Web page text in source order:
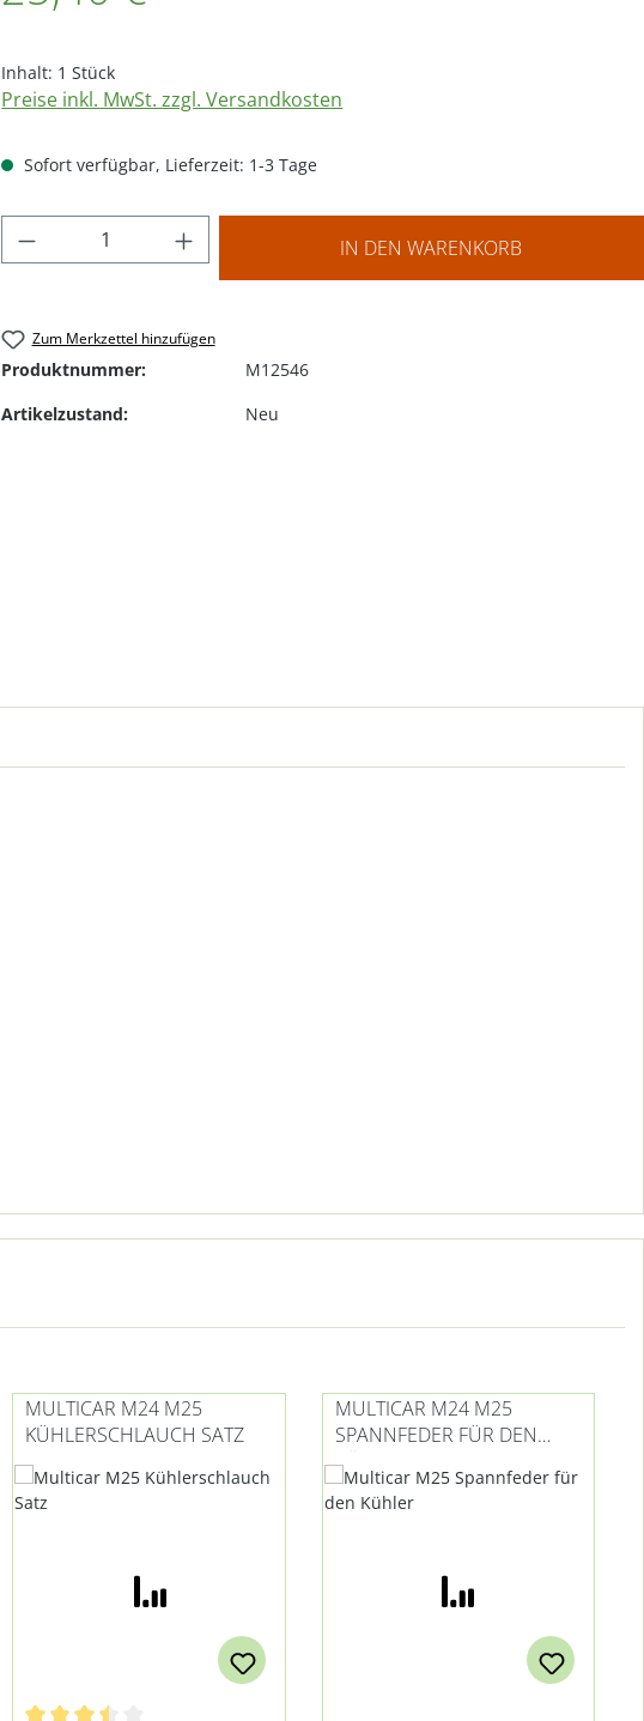
Inhalt: 1 Stück
Preise inkl. MwSt. zzgl. Versandkosten
Sofort verfügbar, Lieferzeit: 1-3 Tage
Produkt Anzahl: Gib den gewünschten Wert
IN DEN WARENKORB
Zum Merkzettel hinzufügen
Produktnummer:
M12546
Artikelzustand:
Neu
MULTICAR M24 M25
KÜHLERSCHLAUCH SATZ
MULTICAR M24 M25
SPANNFEDER FÜR DEN
KÜHLER